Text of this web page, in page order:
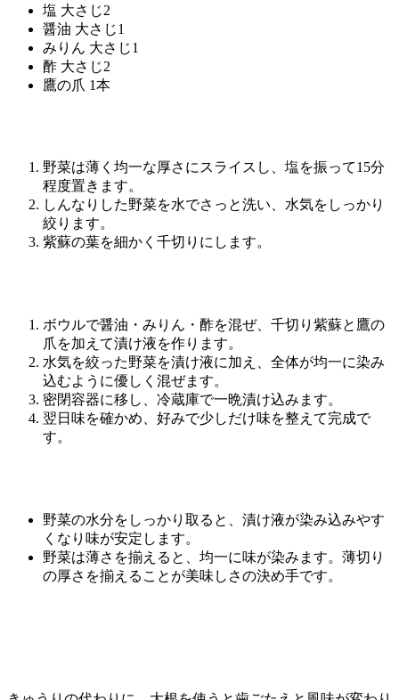
塩 大さじ2
醤油 大さじ1
みりん 大さじ1
酢 大さじ2
鷹の爪 1本
野菜は薄く均一な厚さにスライスし、塩を振って15分
程度置きます。
しんなりした野菜を水でさっと洗い、水気をしっかり
絞ります。
紫蘇の葉を細かく千切りにします。
ボウルで醤油・みりん・酢を混ぜ、千切り紫蘇と鷹の
爪を加えて漬け液を作ります。
水気を絞った野菜を漬け液に加え、全体が均一に染み
込むように優しく混ぜます。
密閉容器に移し、冷蔵庫で一晩漬け込みます。
翌日味を確かめ、好みで少しだけ味を整えて完成で
す。
野菜の水分をしっかり取ると、漬け液が染み込みやす
くなり味が安定します。
野菜は薄さを揃えると、均一に味が染みます。薄切り
の厚さを揃えることが美味しさの決め手です。